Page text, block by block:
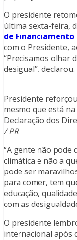
O presidente
última sexta-feira,
de Financiamento
com o Presidente,
“Precisamos olhar
desigual”, declarou.
Presidente
mesmo que está
Declaração dos
/ PR
“A gente não pode
climática e não a
pode ser
para comer, tem
educação,
com as
O presidente
internacional após